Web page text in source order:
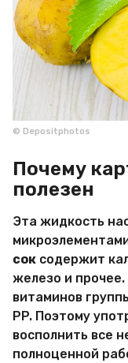
© Depositphotos
Почему
полезен
Эта жидкость
сок содержит
железо и
витаминов
PP. Поэтому
восполнить все
полноценной